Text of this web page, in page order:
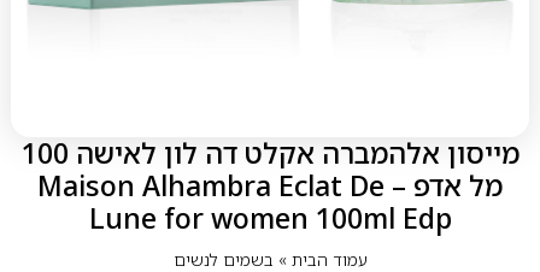
מייסון אלהמברה אקלט דה לון לאישה 100
מל אדפ – Maison Alhambra Eclat De
Lune for women 100ml Edp
עמוד הבית» בשמים לנשים